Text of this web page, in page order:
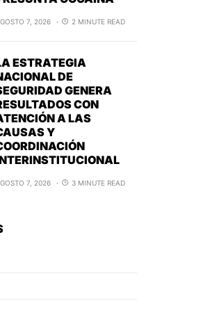
7, 2026 2 MINUTE READ
ESTRATEGIA
DE
GENERA
CON
A LAS
Y
7, 2026 3 MINUTE READ